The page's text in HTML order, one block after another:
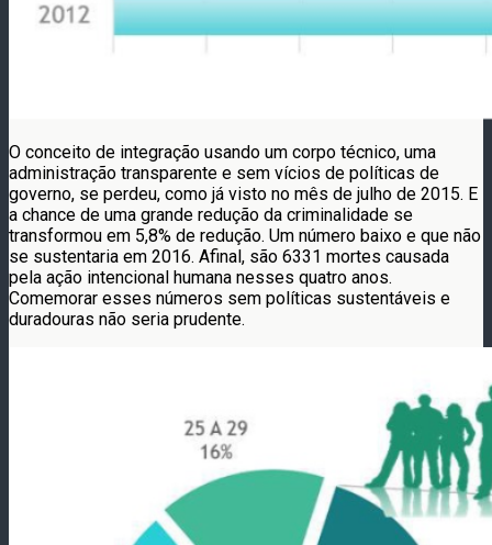
O conceito de integração usando um corpo técnico, uma
administração transparente e sem vícios de políticas de
governo, se perdeu, como já visto no mês de julho de 2015. E
a chance de uma grande redução da criminalidade se
transformou em 5,8% de redução. Um número baixo e que não
se sustentaria em 2016. Afinal, são 6331 mortes causada
pela ação intencional humana nesses quatro anos.
Comemorar esses números sem políticas sustentáveis e
duradouras não seria prudente.